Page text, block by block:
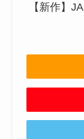
【新作】